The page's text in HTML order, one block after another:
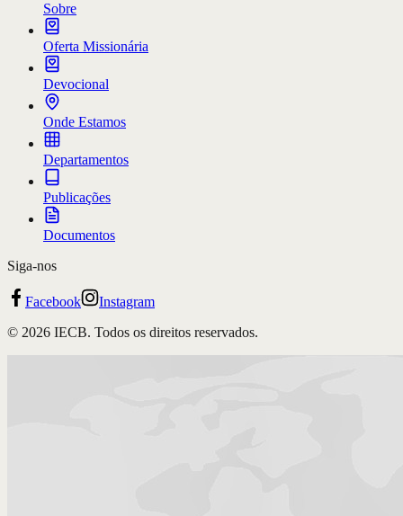
Sobre
Oferta Missionária
Devocional
Onde Estamos
Departamentos
Publicações
Documentos
Siga-nos
Facebook
Instagram
© 2026 IECB. Todos os direitos reservados.